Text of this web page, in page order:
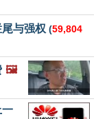
与强权 (59,804
🖼️
一